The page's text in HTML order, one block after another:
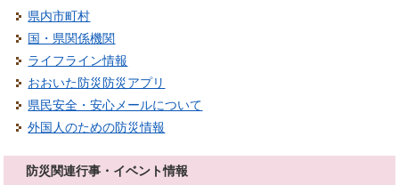
県内市町村
国・県関係機関
ライフライン情報
おおいた防災防災アプリ
県民安全・安心メールについて
外国人のための防災情報
防災関連行事・イベント情報